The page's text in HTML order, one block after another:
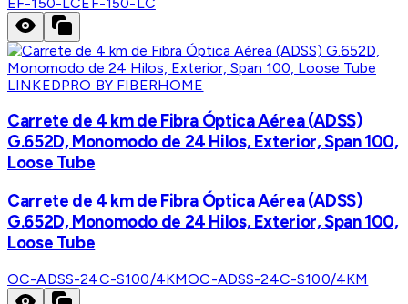
LINKEDPRO BY FIBERHOME
Carrete de 4 km de Fibra Óptica Aérea (ADSS)
G.652D, Monomodo de 24 Hilos, Exterior, Span 100,
Loose Tube
Carrete de 4 km de Fibra Óptica Aérea (ADSS)
G.652D, Monomodo de 24 Hilos, Exterior, Span 100,
Loose Tube
OC-ADSS-24C-S100/4KMOC-ADSS-24C-S100/4KM